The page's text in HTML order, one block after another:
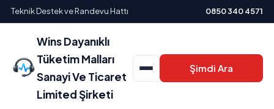
Teknik Destek ve Randevu Hattı 0850 340 4571
Wins Dayanıklı
Tüketim Malları
Sanayi Ve Ticaret
Limited Şirketi
Şimdi Ara